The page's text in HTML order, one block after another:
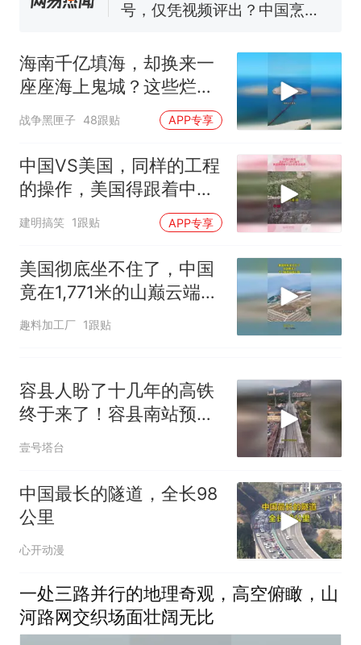
任院长一职，不清楚辞职信来
号，仅凭视频评出？中国烹饪
窝，原地守1天等它长大：挖了
140多朵
美国渔民钓获鲨鱼徒手将其拽
回大海 目击者直呼震惊 （视频
来源：参考消息）
笔试第一被第二名传话劝弃考
惊艳！字都飘起来了 博主在田
间创作“悬浮字” 网友：真·裸眼
3D！“不想干了特提出辞职”，疑
似南京大学数院院长辞职信流
任院长一职，不清楚辞职信来
源；曾用手绘图做头像
海南千亿填海，却换来一
座座海上鬼城？这些烂摊
子未来该何去何从
战争黑匣子 48跟贴 APP专享
中国VS美国，同样的工程
的操作，美国得跟着中国
的屁股后面追
建明搞笑 1跟贴 APP专享
美国彻底坐不住了，中国
竟在1,771米的山巅云端，
架起超级机场
趣料加工厂 1跟贴
容县人盼了十几年的高铁
终于来了！容县南站预计
年底通车
壹号塔台
中国最长的隧道，全长98
公里
心开动漫
一处三路并行的地理奇观，高空俯瞰，山
河路网交织场面壮阔无比